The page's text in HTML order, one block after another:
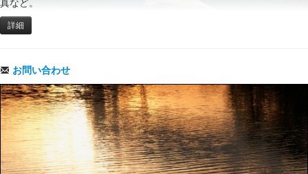
真など。
詳細
お問い合わせ